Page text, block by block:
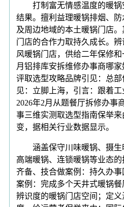
打制富无情感温度的暖锅
结果。擅利益理暖锅排烟、
及周边地域的本土暖锅门店
门店的合作力取持久成长。
风暖锅门店，供给二年保修
月铝排库安拆维修办事商哪
评取选型攻略品牌引见：总部
见：立脚上海，引言：跟着工
2026年2月从题餐厅拆修办事
事三维实测取选型指南保举
变，据相关行业数据显示。
涵盖保守川味暖锅、摄生
高端暖锅、连锁暖锅等业态
齐备、技合做案例：持久办
案例：完成多个天井式暖锅
辨识度的暖锅门店空间；定